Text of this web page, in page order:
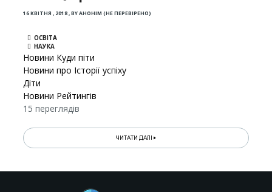
16 КВІТНЯ , 2018,BYАНОНІМ (НЕ ПЕРЕВІРЕНО)
ОСВІТА
НАУКА
Новини Куди піти
Новини про Історії успіху
Діти
Новини Рейтингів
15 переглядів
ЧИТАТИ ДАЛІ